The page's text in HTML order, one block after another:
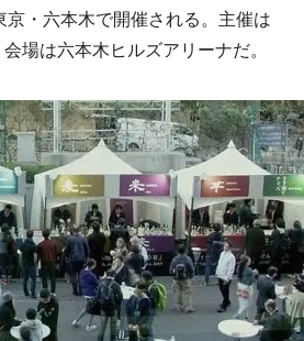
京・六本木で開催される。主催は
場は六本木ヒルズアリーナだ。